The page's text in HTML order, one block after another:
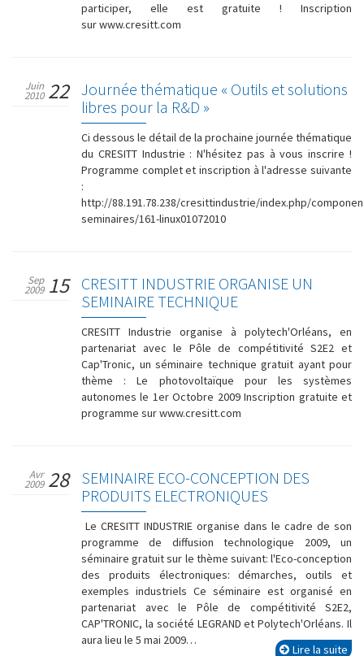
participer, elle est gratuite ! Inscription
sur www.cresitt.com
Journée thématique « Outils et solutions
libres pour la R&D »
Juin
2010 22
Ci dessous le détail de la prochaine journée thématique
du CRESITT Industrie : N'hésitez pas à vous inscrire !
Programme complet et inscription à l'adresse suivante
:
http://88.191.78.238/cresittindustrie/index.php/
seminaires/161-linux01072010
CRESITT INDUSTRIE ORGANISE UN
SEMINAIRE TECHNIQUE
Sep
2009 15
CRESITT Industrie organise à polytech'Orléans, en
partenariat avec le Pôle de compétitivité S2E2 et
Cap'Tronic, un séminaire technique gratuit ayant pour
thème : Le photovoltaïque pour les systèmes
autonomes le 1er Octobre 2009 Inscription gratuite et
programme sur www.cresitt.com
SEMINAIRE ECO-CONCEPTION DES
PRODUITS ELECTRONIQUES
Avr
2009 28
Le CRESITT INDUSTRIE organise dans le cadre de son
programme de diffusion technologique 2009, un
séminaire gratuit sur le thème suivant: l'Eco-conception
des produits électroniques: démarches, outils et
exemples industriels Ce séminaire est organisé en
partenariat avec le Pôle de compétitivité S2E2,
CAP'TRONIC, la société LEGRAND et Polytech'Orléans. Il
aura lieu le 5 mai 2009…
Lire la suite